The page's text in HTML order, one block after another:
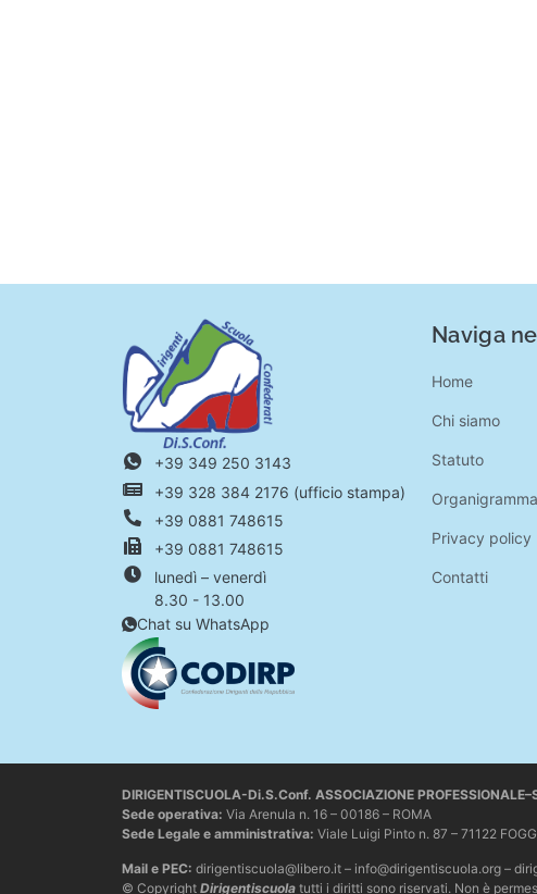
+39 349 250 3143
+39 328 384 2176 (ufficio stampa)
+39 0881 748615
+39 0881 748615
lunedì – venerdì
8.30 - 13.00
Chat su WhatsApp
Naviga
Home
Chi siamo
Statuto
Organigramma
Privacy policy
Contatti
DIRIGENTISCUOLA-Di.S.Conf. ASSOCIAZIONE
Sede operativa: Via Arenula n. 16 – 00186 – ROMA
Sede Legale e amministrativa: Viale Luigi Pinto n. 87 – 71122
Mail e PEC: dirigentiscuola@libero.it – info@dirigentiscuola.org –
© Copyright Dirigentiscuola tutti i diritti sono riservati. Non è